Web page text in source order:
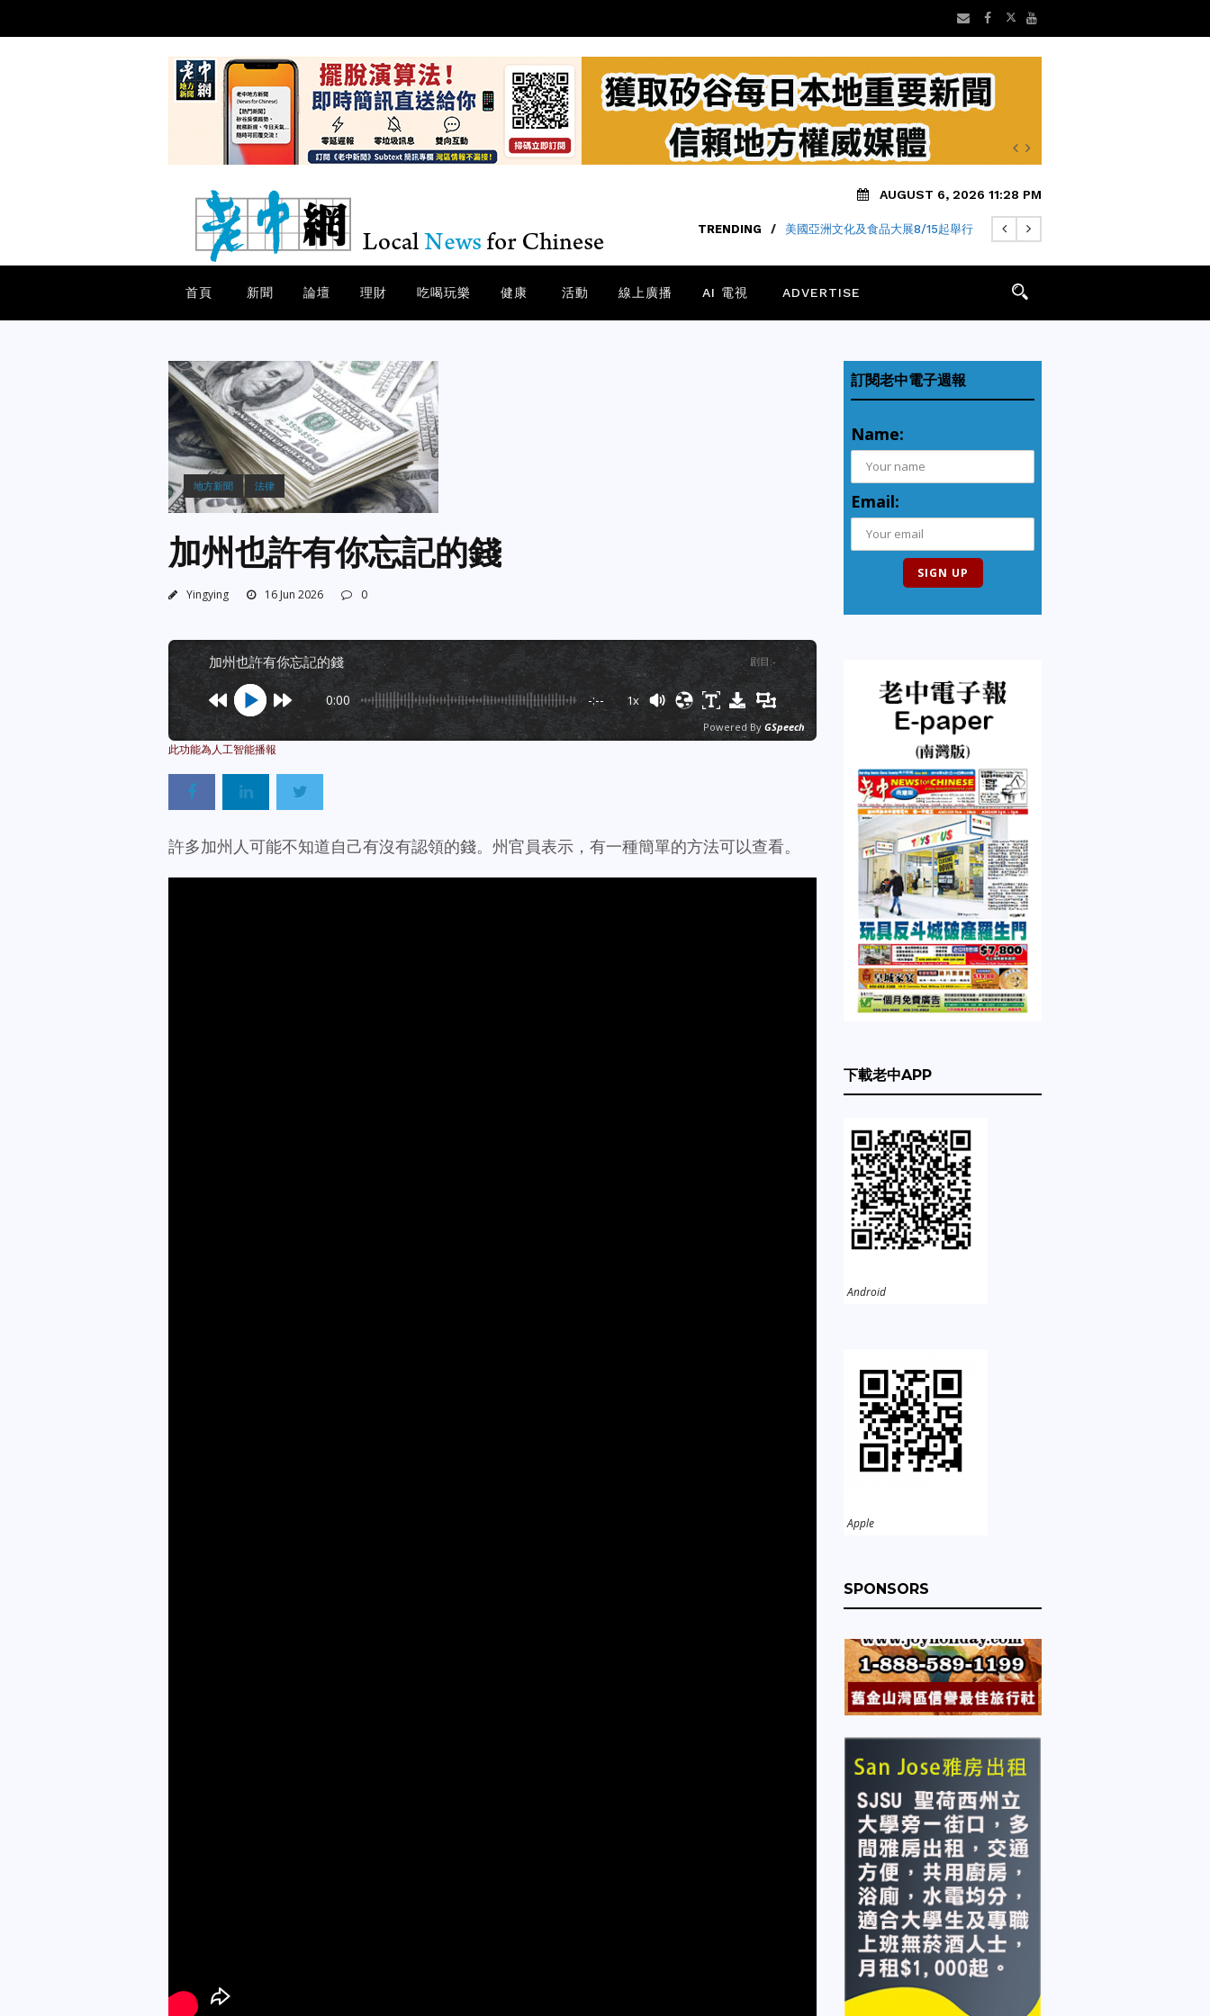
AUGUST 6, 2026 11:28 PM
TRENDING / 美國亞洲文化及食品大展8/15起舉行
首頁 新聞 論壇 理財 吃喝玩樂 健康 活動 線上廣播 AI 電視 ADVERTISE
地方新聞 法律
加州也許有你忘記的錢
Yingying 16 Jun 2026 0
加州也許有你忘記的錢 剧目 :-
0:00 -:-- 1x
Powered By GSpeech
許多加州人可能不知道自己有沒有認領的錢。州官員表示，有一種簡單的方法可以查看。
訂閱老中電子週報
Name:
Email:
下載老中APP
Android
Apple
SPONSORS